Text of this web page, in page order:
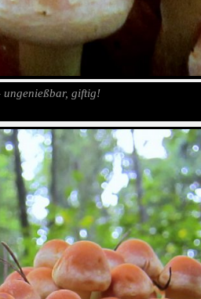
ungenießbar, giftig!